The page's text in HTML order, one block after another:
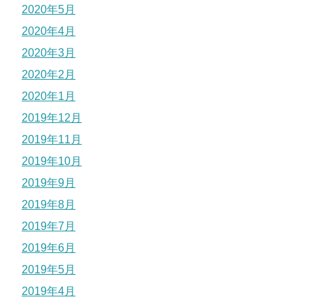
2020年5月
2020年4月
2020年3月
2020年2月
2020年1月
2019年12月
2019年11月
2019年10月
2019年9月
2019年8月
2019年7月
2019年6月
2019年5月
2019年4月